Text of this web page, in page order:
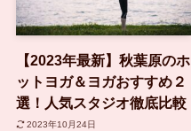
【2023年最新】秋葉原のホ
ットヨガ＆ヨガおすすめ２
選！人気スタジオ徹底比較
2023年10月24日